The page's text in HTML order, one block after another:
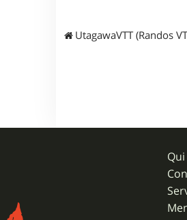
UtagawaVTT (Randos